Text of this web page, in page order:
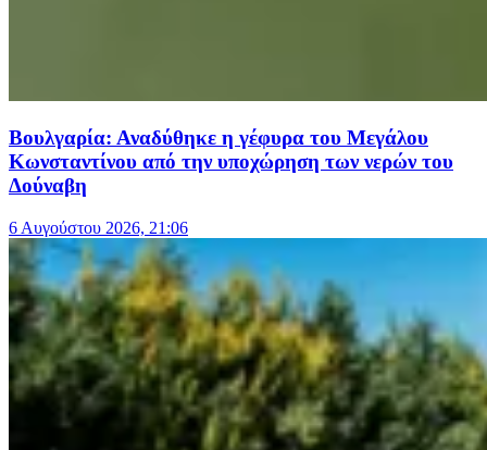
Βουλγαρία: Αναδύθηκε η γέφυρα του Μεγάλου
Κωνσταντίνου από την υποχώρηση των νερών του
Δούναβη
6 Αυγούστου 2026, 21:06